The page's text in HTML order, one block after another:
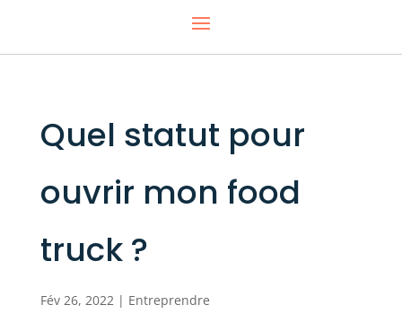
Quel statut pour
ouvrir mon food
truck ?
Fév 26, 2022| Entreprendre